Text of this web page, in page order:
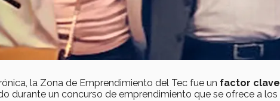
la Zona de Emprendimiento del Tec fue un factor clave
durante un concurso de emprendimiento que se ofrece a los